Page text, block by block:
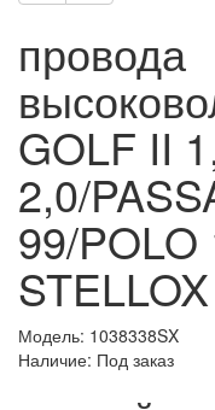
провода
GOLF II
2,0/
99/POLO
STELLOX
Модель: 1038338SX
Наличие: Под заказ